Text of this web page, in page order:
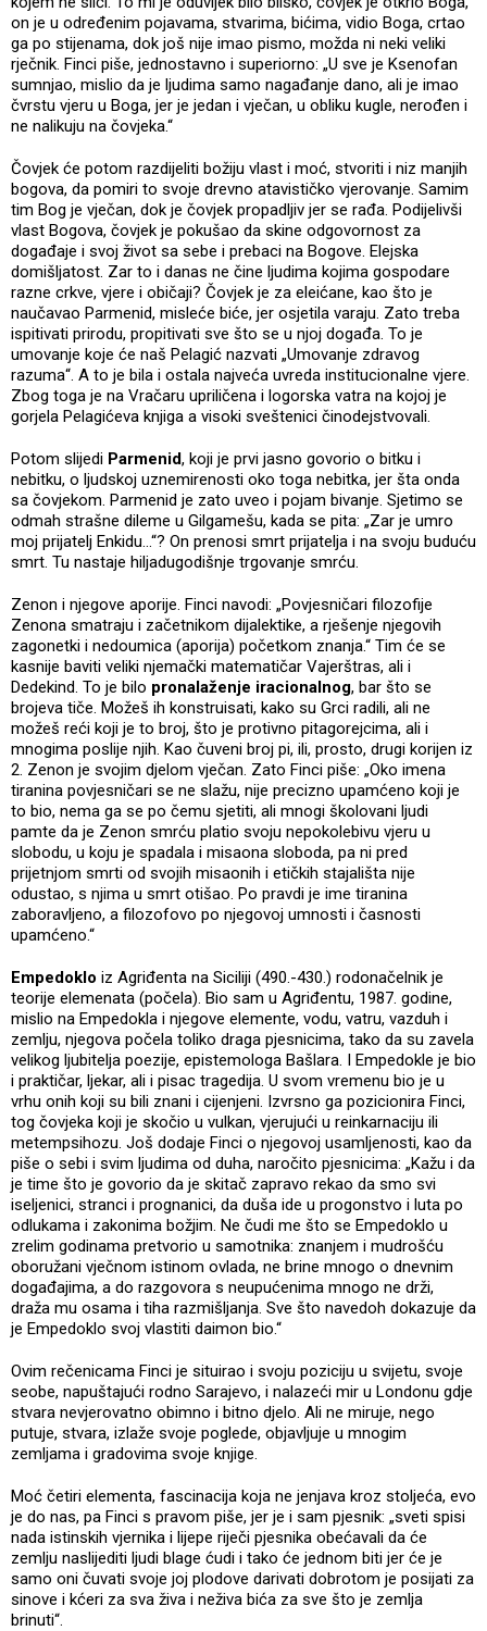
on je u određenim pojavama, stvarima, bićima, vidio Boga, crtao
ga po stijenama, dok još nije imao pismo, možda ni neki veliki
rječnik. Finci piše, jednostavno i superiorno: „U sve je Ksenofan
sumnjao, mislio da je ljudima samo nagađanje dano, ali je imao
čvrstu vjeru u Boga, jer je jedan i vječan, u obliku kugle, nerođen i
ne nalikuju na čovjeka.“
Čovjek će potom razdijeliti božiju vlast i moć, stvoriti i niz manjih
bogova, da pomiri to svoje drevno atavističko vjerovanje. Samim
tim Bog je vječan, dok je čovjek propadljiv jer se rađa. Podijelivši
vlast Bogova, čovjek je pokušao da skine odgovornost za
događaje i svoj život sa sebe i prebaci na Bogove. Elejska
domišljatost. Zar to i danas ne čine ljudima kojima gospodare
razne crkve, vjere i običaji? Čovjek je za eleićane, kao što je
naučavao Parmenid, misleće biće, jer osjetila varaju. Zato treba
ispitivati prirodu, propitivati sve što se u njoj događa. To je
umovanje koje će naš Pelagić nazvati „Umovanje zdravog
razuma“. A to je bila i ostala najveća uvreda institucionalne vjere.
Zbog toga je na Vračaru upriličena i logorska vatra na kojoj je
gorjela Pelagićeva knjiga a visoki sveštenici činodejstvovali.
Potom slijedi Parmenid, koji je prvi jasno govorio o bitku i
nebitku, o ljudskoj uznemirenosti oko toga nebitka, jer šta onda
sa čovjekom. Parmenid je zato uveo i pojam bivanje. Sjetimo se
odmah strašne dileme u Gilgamešu, kada se pita: „Zar je umro
moj prijatelj Enkidu...“? On prenosi smrt prijatelja i na svoju buduću
smrt. Tu nastaje hiljadugodišnje trgovanje smrću.
Zenon i njegove aporije. Finci navodi: „Povjesničari filozofije
Zenona smatraju i začetnikom dijalektike, a rješenje njegovih
zagonetki i nedoumica (aporija) početkom znanja.“ Tim će se
kasnije baviti veliki njemački matematičar Vajerštras, ali i
Dedekind. To je bilo pronalaženje iracionalnog, bar što se
brojeva tiče. Možeš ih konstruisati, kako su Grci radili, ali ne
možeš reći koji je to broj, što je protivno pitagorejcima, ali i
mnogima poslije njih. Kao čuveni broj pi, ili, prosto, drugi korijen iz
2. Zenon je svojim djelom vječan. Zato Finci piše: „Oko imena
tiranina povjesničari se ne slažu, nije precizno upamćeno koji je
to bio, nema ga se po čemu sjetiti, ali mnogi školovani ljudi
pamte da je Zenon smrću platio svoju nepokolebivu vjeru u
slobodu, u koju je spadala i misaona sloboda, pa ni pred
prijetnjom smrti od svojih misaonih i etičkih stajališta nije
odustao, s njima u smrt otišao. Po pravdi je ime tiranina
zaboravljeno, a filozofovo po njegovoj umnosti i časnosti
upamćeno.“
Empedoklo iz Agriđenta na Siciliji (490.-430.) rodonačelnik je
teorije elemenata (počela). Bio sam u Agriđentu, 1987. godine,
mislio na Empedokla i njegove elemente, vodu, vatru, vazduh i
zemlju, njegova počela toliko draga pjesnicima, tako da su zavela
velikog ljubitelja poezije, epistemologa Bašlara. I Empedokle je bio
i praktičar, ljekar, ali i pisac tragedija. U svom vremenu bio je u
vrhu onih koji su bili znani i cijenjeni. Izvrsno ga pozicionira Finci,
tog čovjeka koji je skočio u vulkan, vjerujući u reinkarnaciju ili
metempsihozu. Još dodaje Finci o njegovoj usamljenosti, kao da
piše o sebi i svim ljudima od duha, naročito pjesnicima: „Kažu i da
je time što je govorio da je skitač zapravo rekao da smo svi
iseljenici, stranci i prognanici, da duša ide u progonstvo i luta po
odlukama i zakonima božjim. Ne čudi me što se Empedoklo u
zrelim godinama pretvorio u samotnika: znanjem i mudrošću
oboružani vječnom istinom ovlada, ne brine mnogo o dnevnim
događajima, a do razgovora s neupućenima mnogo ne drži,
draža mu osama i tiha razmišljanja. Sve što navedoh dokazuje da
je Empedoklo svoj vlastiti daimon bio.“
Ovim rečenicama Finci je situirao i svoju poziciju u svijetu, svoje
seobe, napuštajući rodno Sarajevo, i nalazeći mir u Londonu gdje
stvara nevjerovatno obimno i bitno djelo. Ali ne miruje, nego
putuje, stvara, izlaže svoje poglede, objavljuje u mnogim
zemljama i gradovima svoje knjige.
Moć četiri elementa, fascinacija koja ne jenjava kroz stoljeća, evo
je do nas, pa Finci s pravom piše, jer je i sam pjesnik: „sveti spisi
nada istinskih vjernika i lijepe riječi pjesnika obećavali da će
zemlju naslijediti ljudi blage ćudi i tako će jednom biti jer će je
samo oni čuvati svoje joj plodove darivati dobrotom je posijati za
sinove i kćeri za sva živa i neživa bića za sve što je zemlja
brinuti“.